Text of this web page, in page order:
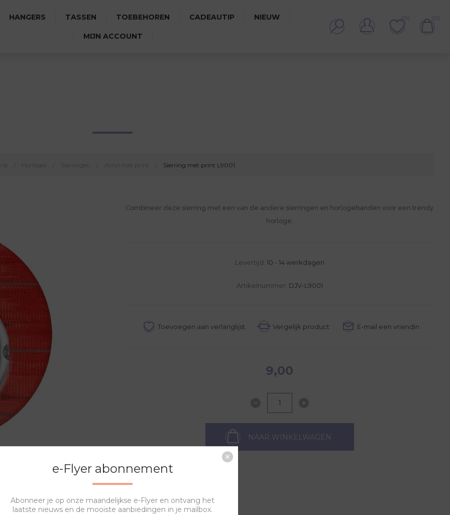
HANGERS TASSEN TOEBEHOREN CADEAUTIP NIEUW
MIJN ACCOUNT
(0) (0)
Sierring met print L9001
Combineer deze sierring met een van de andere sierringen en horlogebanden voor een trendy
horloge.
Levertijd: 10 - 14 werkdagen
Artikelnummer: DJV-L9001
9,00
NAAR WINKELWAGEN
e-Flyer abonnement
Abonneer je op onze maandelijkse e-Flyer en ontvang het
laatste nieuws en de mooiste aanbiedingen in je mailbox.